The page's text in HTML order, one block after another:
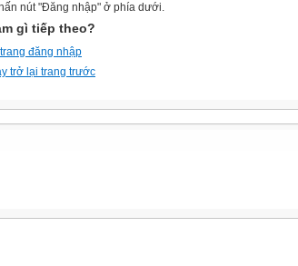
nút "Đăng nhập" ở phía dưới.
gì tiếp theo?
đăng nhập
trở lại trang trước